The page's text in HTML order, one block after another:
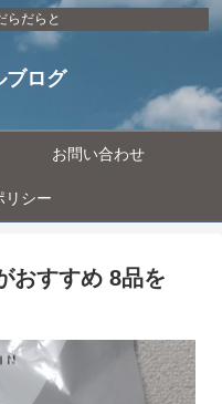
らだらと
ブログ
お問い合わせ
リシー
おすすめ 8品を